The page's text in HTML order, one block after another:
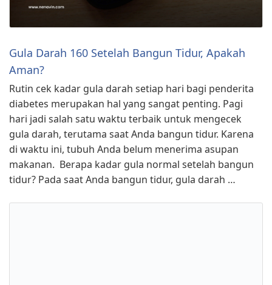
Gula Darah 160 Setelah Bangun Tidur, Apakah
Aman?
Rutin cek kadar gula darah setiap hari bagi penderita
diabetes merupakan hal yang sangat penting. Pagi
hari jadi salah satu waktu terbaik untuk mengecek
gula darah, terutama saat Anda bangun tidur. Karena
di waktu ini, tubuh Anda belum menerima asupan
makanan. Berapa kadar gula normal setelah bangun
tidur? Pada saat Anda bangun tidur, gula darah …